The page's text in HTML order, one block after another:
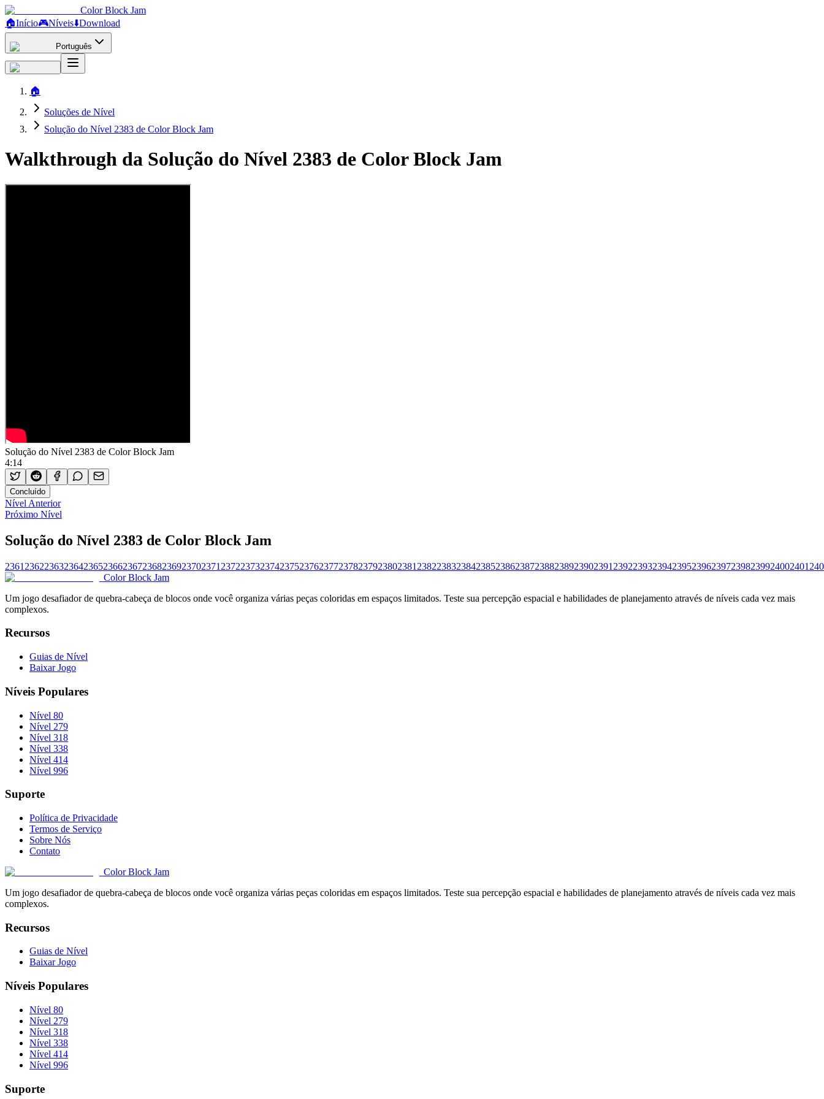
Color Block Jam
🏠Início🎮Níveis⬇️Download
Português
🏠
Soluções de Nível
Solução do Nível 2383 de Color Block Jam
Walkthrough da Solução do Nível 2383 de Color Block Jam
Solução do Nível 2383 de Color Block Jam
4:14
Concluído
Nível Anterior
Próximo Nível
Solução do Nível 2383 de Color Block Jam
2361 2362236323642365236623672368236923702371 2372237323742375237623772378237923802381 2382238323842385238623872388238923902391 2392239323942395239623972398239924002401
Color Block Jam
Um jogo desafiador de quebra-cabeça de blocos onde você organiza várias peças coloridas em espaços limitados. Teste sua percepção espacial e habilidades de planejamento através de níveis cada vez mais
complexos.
Recursos
Guias de Nível
Baixar Jogo
Níveis Populares
Nível 80
Nível 279
Nível 318
Nível 338
Nível 414
Nível 996
Suporte
Política de Privacidade
Termos de Serviço
Sobre Nós
Contato
Color Block Jam
Um jogo desafiador de quebra-cabeça de blocos onde você organiza várias peças coloridas em espaços limitados. Teste sua percepção espacial e habilidades de planejamento através de níveis cada vez mais
complexos.
Recursos
Guias de Nível
Baixar Jogo
Níveis Populares
Nível 80
Nível 279
Nível 318
Nível 338
Nível 414
Nível 996
Suporte